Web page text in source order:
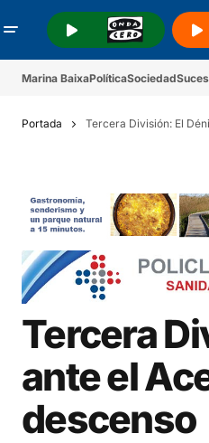
Marina BaixaPolíticaSociedad
Portada Tercera División: El
Tercera
ante el
descenso